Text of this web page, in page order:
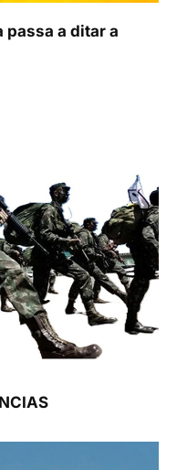
passa a ditar a